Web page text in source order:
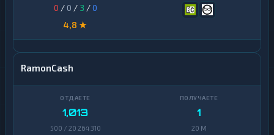
0 / 0 / 3 /0
4,8 ★
RamonCash
1,013
500 / 20 264 310
1
20 M